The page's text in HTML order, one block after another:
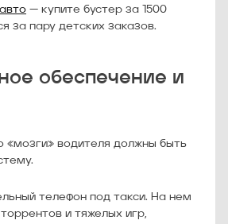
— купите бустер за 1500
за пару детских заказов.
обеспечение и
«мозги» водителя должны быть
телефон под такси. На нем
и тяжелых игр,